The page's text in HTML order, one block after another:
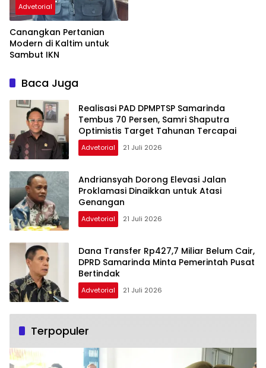
Advetorial
Canangkan Pertanian
Modern di Kaltim untuk
Sambut IKN
Baca Juga
Realisasi PAD DPMPTSP Samarinda
Tembus 70 Persen, Samri Shaputra
Optimistis Target Tahunan Tercapai
Advetorial 21 Juli 2026
Andriansyah Dorong Elevasi Jalan
Proklamasi Dinaikkan untuk Atasi
Genangan
Advetorial 21 Juli 2026
Dana Transfer Rp427,7 Miliar Belum Cair,
DPRD Samarinda Minta Pemerintah Pusat
Bertindak
Advetorial 21 Juli 2026
Terpopuler